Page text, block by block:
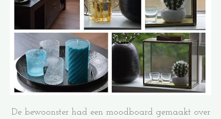
De bewoonster had een moodboard gemaakt over